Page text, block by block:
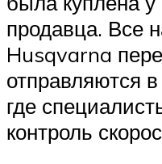
продавца. Все
Husqvarna
отправляются
где
контроль